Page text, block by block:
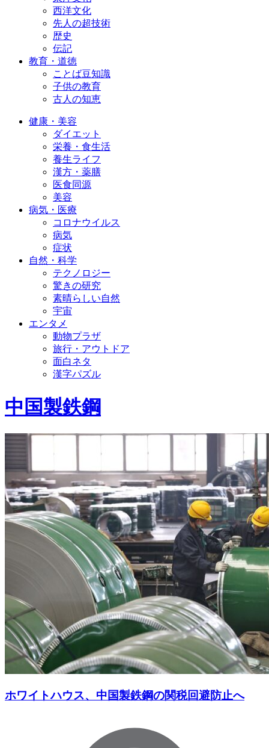
西洋文化
先人の超技術
歴史
伝記
教育・道徳
ことば豆知識
子供の教育
古人の知恵
健康・美容
ダイエット
栄養・食生活
養生ライフ
漢方・薬膳
医食同源
美容
病気・医療
コロナウイルス
病気
症状
自然・科学
テクノロジー
驚きの研究
素晴らしい自然
宇宙
エンタメ
動物プラザ
旅行・アウトドア
面白ネタ
漢字パズル
中国製鉄鋼
ホワイトハウス、中国製鉄鋼の関税回避防止へ